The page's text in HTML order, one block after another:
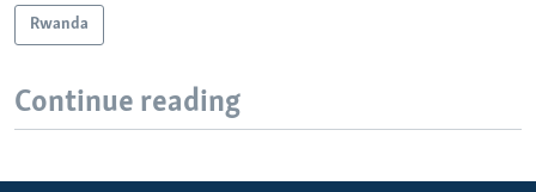
Rwanda
Continue reading